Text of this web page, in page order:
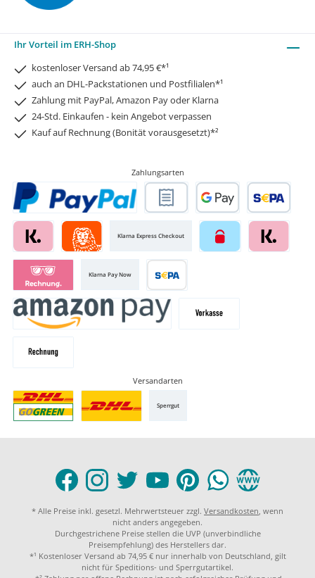
Ihr Vorteil im ERH-Shop
kostenloser Versand ab 74,95 €*¹
auch an DHL-Packstationen und Postfilialen*¹
Zahlung mit PayPal, Amazon Pay oder Klarna
24-Std. Einkaufen - kein Angebot verpassen
Kauf auf Rechnung (Bonität vorausgesetzt)*²
Zahlungsarten
Klarna Express Checkout
Klarna Pay Now
Versandarten
Sperrgut
* Alle Preise inkl. gesetzl. Mehrwertsteuer zzgl. Versandkosten, wenn
nicht anders angegeben.
Durchgestrichene Preise stellen die UVP (unverbindliche
Preisempfehlung) des Herstellers dar.
*¹ Kostenloser Versand ab 74,95 € nur innerhalb von Deutschland, gilt
nicht für Speditions- und Sperrgutartikel.